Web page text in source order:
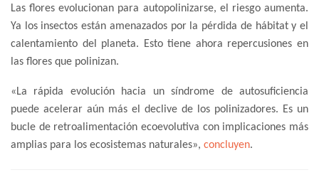
Las flores evolucionan para autopolinizarse, el riesgo aumenta.
Ya los insectos están amenazados por la pérdida de hábitat y el
calentamiento del planeta. Esto tiene ahora repercusiones en
las flores que polinizan.
«La rápida evolución hacia un síndrome de autosuficiencia
puede acelerar aún más el declive de los polinizadores. Es un
bucle de retroalimentación ecoevolutiva con implicaciones más
amplias para los ecosistemas naturales», concluyen.